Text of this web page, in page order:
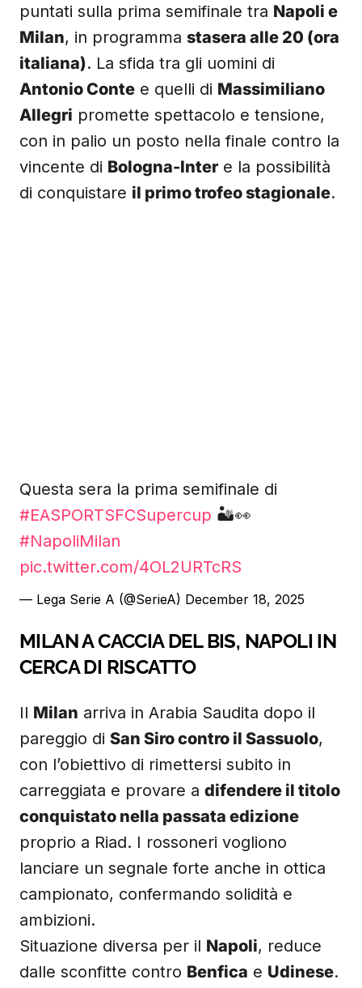
puntati sulla prima semifinale tra Napoli e
Milan, in programma stasera alle 20 (ora
italiana). La sfida tra gli uomini di
Antonio Conte e quelli di Massimiliano
Allegri promette spettacolo e tensione,
con in palio un posto nella finale contro la
vincente di Bologna-Inter e la possibilità
di conquistare il primo trofeo stagionale.
Questa sera la prima semifinale di
#EASPORTSFCSupercup 🏜️👀
#NapoliMilan
pic.twitter.com/4OL2URTcRS
— Lega Serie A (@SerieA) December 18, 2025
MILAN A CACCIA DEL BIS, NAPOLI IN
CERCA DI RISCATTO
Il Milan arriva in Arabia Saudita dopo il
pareggio di San Siro contro il Sassuolo,
con l’obiettivo di rimettersi subito in
carreggiata e provare a difendere il titolo
conquistato nella passata edizione
proprio a Riad. I rossoneri vogliono
lanciare un segnale forte anche in ottica
campionato, confermando solidità e
ambizioni.
Situazione diversa per il Napoli, reduce
dalle sconfitte contro Benfica e Udinese.